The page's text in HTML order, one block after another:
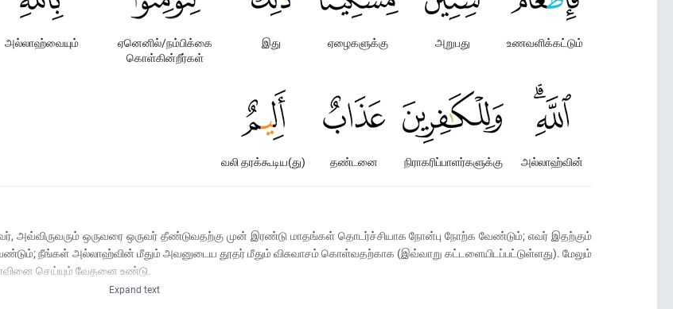
உணவளிக்கட்டும்
அறுபது
ஏழைகளுக்கு
இது
ஏனெனில்/நம்பிக்கை
கொள்கின்றீர்கள்
அல்லாஹ்வையும்
அல்லாஹ்வின்
நிராகரிப்பாளர்களுக்கு
தண்டனை
வலி தரக்கூடிய(து)
ஒருவரை ஒருவர் தீண்டுவதற்கு முன் இரண்டு மாதங்கள் தொடர்ச்சியாக நோன்பு நோற்க வேண்டும்; எவர் இதற்கும்
நீங்கள் அல்லாஹ்வின் மீதும் அவனுடைய தூதர் மீதும் விசுவாசம் கொள்வதற்காக (இவ்வாறு கட்டளையிடப்பட்டுள்ளது). மேலும்
செய்யும் வேதனை உண்டு.
Expand text